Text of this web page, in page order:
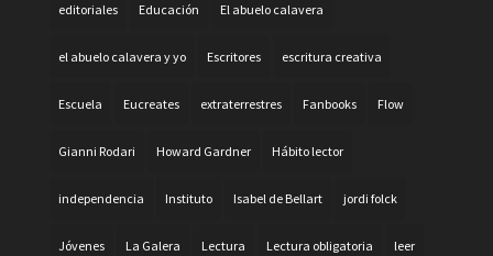
editoriales Educación El abuelo calavera
el abuelo calavera y yo Escritores escritura creativa
Escuela Eucreates extraterrestres Fanbooks Flow
Gianni Rodari Howard Gardner Hábito lector
independencia Instituto Isabel de Bellart jordi folck
Jóvenes La Galera Lectura Lectura obligatoria leer